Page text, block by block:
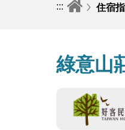
::: 住宿
綠意山